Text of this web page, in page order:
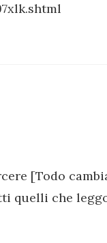
[Todo
quelli che